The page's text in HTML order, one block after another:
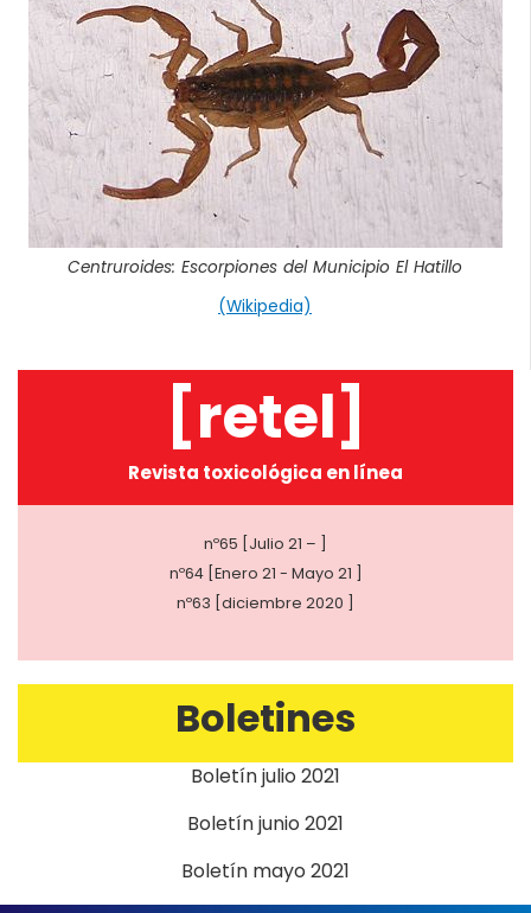
Centruroides: Escorpiones del Municipio El Hatillo
(Wikipedia)
[retel]
Revista toxicológica en línea
nº65 [Julio 21 – ]
nº64 [Enero 21 - Mayo 21 ]
nº63 [diciembre 2020 ]
Boletines
Boletín julio 2021
Boletín junio 2021
Boletín mayo 2021